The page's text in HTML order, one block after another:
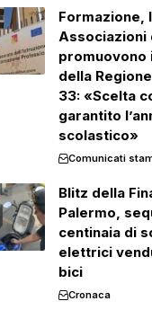
Formazione,
Associazioni
promuovono
della
33: «Scelta
garantito
scolastico»
Comunicati
Blitz della
Palermo,
centinaia di
elettrici
bici
Cronaca